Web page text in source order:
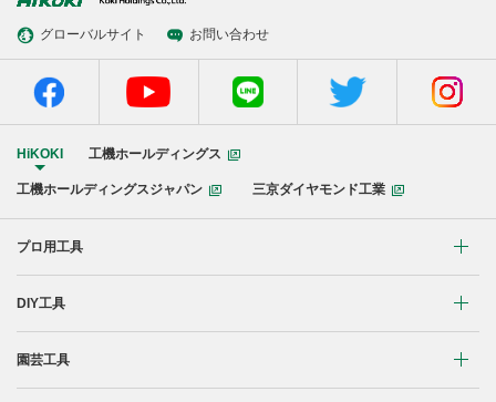
グローバルサイト お問い合わせ
HiKOKI 工機ホールディングス
工機ホールディングスジャパン 三京ダイヤモンド工業
プロ用工具
リチウムイオンコードレス製品
ブラシレスモーター搭載製品
DIY工具
穴あけ・締付け
園芸工具